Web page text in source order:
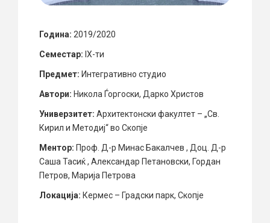
Година: 2019/2020
Семестар: IX-ти
Предмет: Интегративно студио
Автори: Никола Ѓоргоски, Дарко Христов
Универзитет: Архитектонски факултет – „Св.
Кирил и Методиј“ во Скопје
Ментор: Проф. Д-р Минас Бакалчев , Доц. Д-р
Саша Тасиќ , Александар Петановски, Гордан
Петров, Марија Петрова
Локација: Кермес – Градски парк, Скопје